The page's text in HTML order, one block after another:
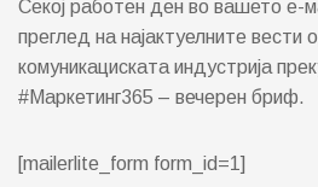
Секој работен ден во вашето е-
преглед на најактуелните вести
комуникациската индустрија
#Маркетинг365 – вечерен бриф.
[mailerlite_form form_id=1]